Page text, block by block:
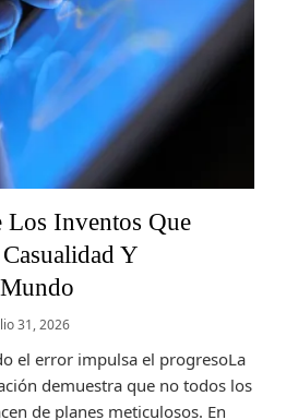
Inventos Que
Y
31, 2026
el error impulsa el progresoLa
demuestra que no todos los
de planes meticulosos. En